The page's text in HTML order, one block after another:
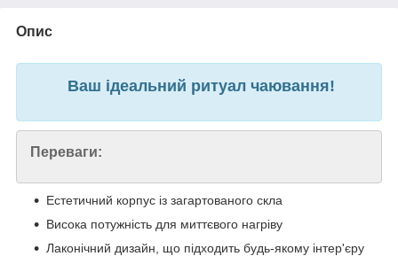
Опис
Ваш ідеальний ритуал чаювання!
Переваги:
Естетичний корпус із загартованого скла
Висока потужність для миттєвого нагріву
Лаконічний дизайн, що підходить будь-якому інтер'єру